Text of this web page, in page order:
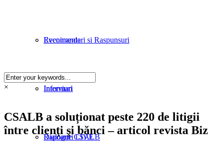
Evenimente
Informari
Rapoarte CSALB
Recomandari si Raspunsuri
Interviuri
Dialoguri LIVE
×
CSALB a soluționat peste 220 de litigii
între clienţi şi bănci – articol revista Biz